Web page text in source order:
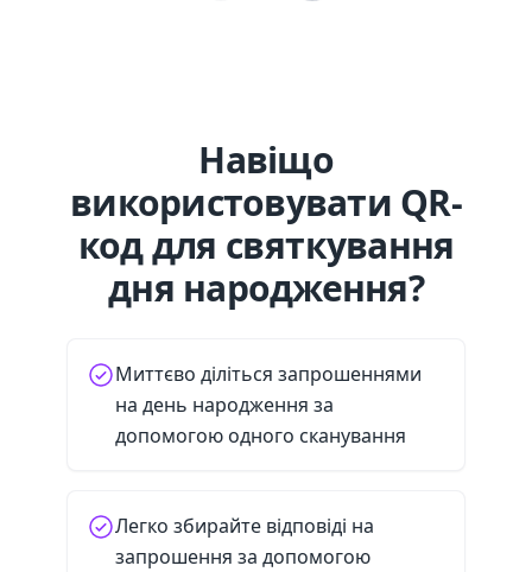
Навіщо
використовувати QR-
код для святкування
дня народження?
Миттєво діліться запрошеннями
на день народження за
допомогою одного сканування
Легко збирайте відповіді на
запрошення за допомогою